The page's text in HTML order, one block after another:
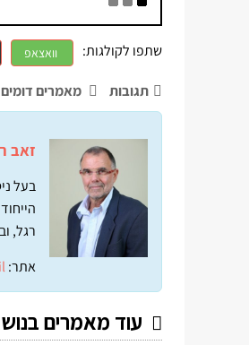
שתפו לקולגות: וואצאפ
תגובות מאמרים דומים
זאב
בעל
רגל,
אתר:
עוד מאמרים